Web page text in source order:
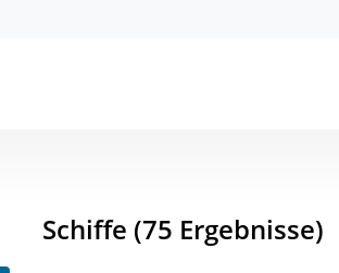
Schiffe (75 Ergebnisse)